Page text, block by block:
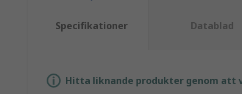
Specifikationer Datablad
Hitta liknande produkter genom